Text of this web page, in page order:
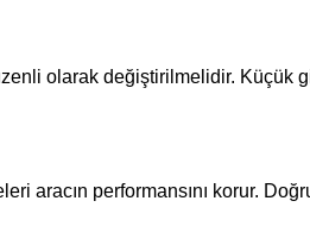
olarak değiştirilmelidir. Küçük
aracın performansını korur.